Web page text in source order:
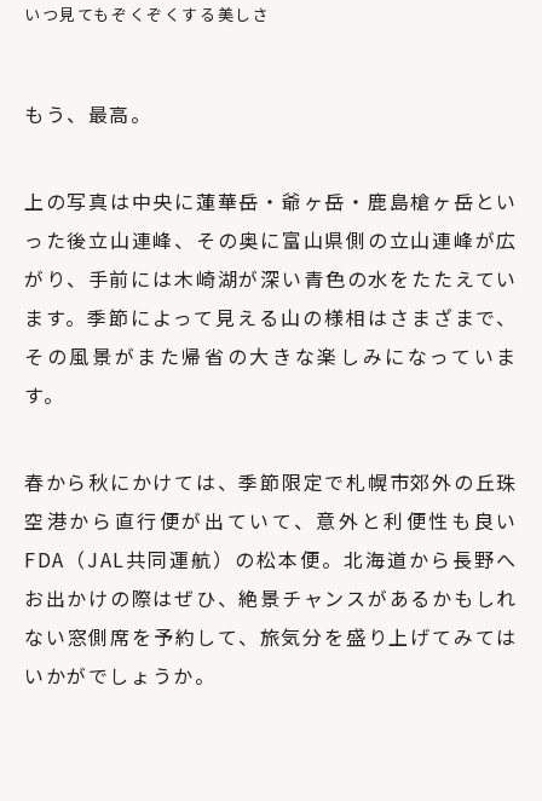
いつ見てもぞくぞくする美しさ
もう、最高。
上の写真は中央に蓮華岳・爺ヶ岳・鹿島槍ヶ岳とい
った後立山連峰、その奥に富山県側の立山連峰が広
がり、手前には木崎湖が深い青色の水をたたえてい
ます。季節によって見える山の様相はさまざまで、
その風景がまた帰省の大きな楽しみになっていま
す。
春から秋にかけては、季節限定で札幌市郊外の丘珠
空港から直行便が出ていて、意外と利便性も良い
FDA（JAL共同運航）の松本便。北海道から長野へ
お出かけの際はぜひ、絶景チャンスがあるかもしれ
ない窓側席を予約して、旅気分を盛り上げてみては
いかがでしょうか。